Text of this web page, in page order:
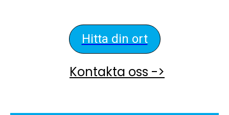
Hitta din ort
Kontakta oss ->